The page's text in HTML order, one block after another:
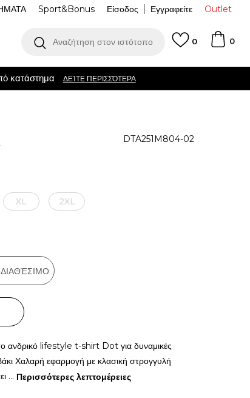
Outlet
Είσοδος Εγγραφείτε
Sport&Bonus
Αναζήτηση στον ιστότοπο 0
0
DTA251M804-02
XL 2XL
ανδρικό lifestyle t-shirt Dot για δυναμικές
Χαλαρή εφαρμογή με κλασική στρογγυλή
... Περισσότερες λεπτομέρειες